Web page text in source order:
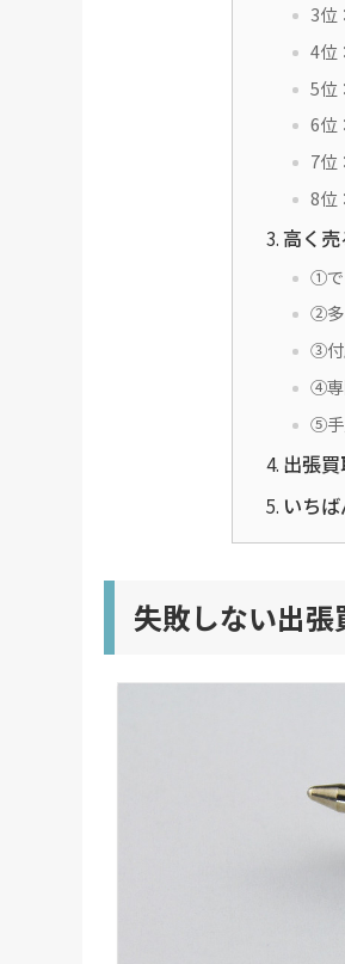
3位
4位
5位
6位
7位
8位
高く
①で
②多
③付
④専
⑤手
出張
いち
失敗しない出張